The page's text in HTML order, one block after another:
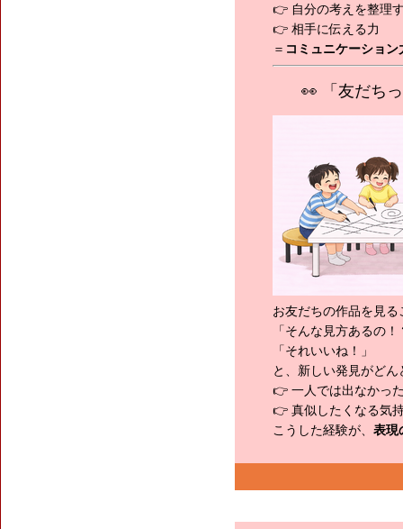
👉 自分の考えを整理
👉 相手に伝える力
＝ コミュニケーション
👀 「友だち
お友だちの作品を見る
「そんな見方あるの！
「それいいね！」
と、新しい発見がど
👉 一人では出なかっ
👉 真似したくなる気
こうした経験が、 表現